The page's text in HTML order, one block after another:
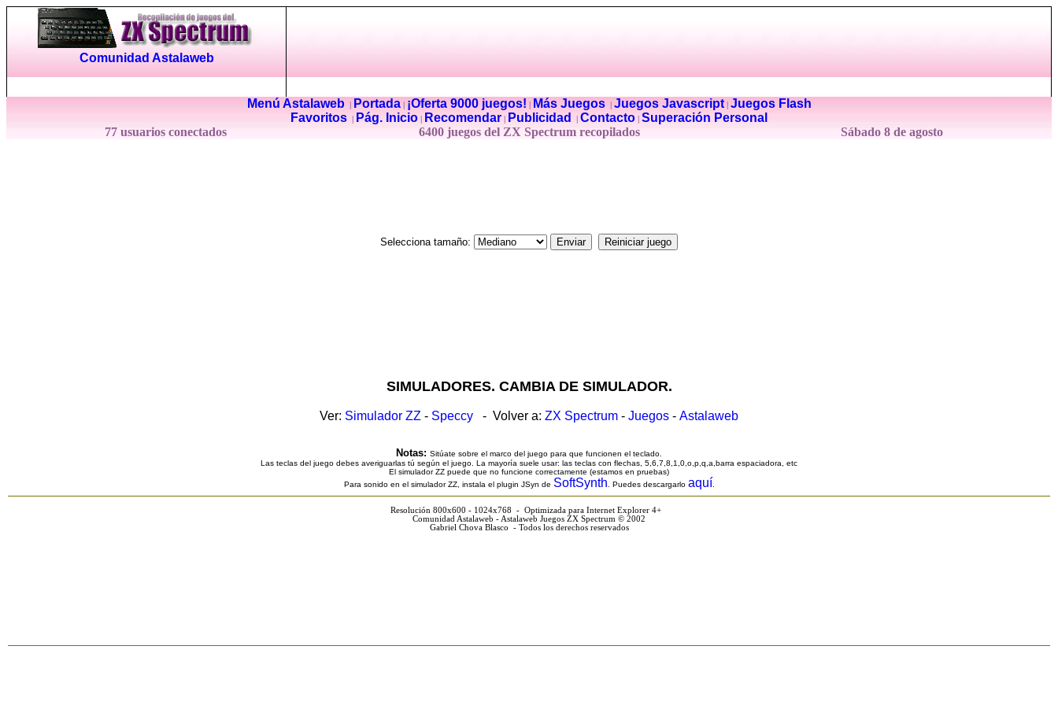
Comunidad Astalaweb
Menú Astalaweb| Portada| ¡Oferta 9000 juegos! Más Juegos| Juegos Javascript| Juegos Flash
Favoritos
Pág. Inicio Recomendar Publicidad Contacto Superación Personal
77 usuarios conectados
6400 juegos del ZX Spectrum recopilados Sábado 8 de agosto
Selecciona tamaño:
SIMULADORES. CAMBIA DE SIMULADOR.
Ver: Simulador ZZ - Speccy - Volver a: ZX Spectrum - Juegos - Astalaweb
Notas: Sitúate sobre el marco del juego para que funcionen el teclado.
Las teclas del juego debes averiguarlas tú según el juego. La mayoría suele usar: las teclas con flechas, 5,6,7,8,1,0,o,p,q,a,barra espaciadora, etc
El simulador ZZ puede que no funcione correctamente (estamos en pruebas)
Para sonido en el simulador ZZ, instala el plugin JSyn de SoftSynth . Puedes descargarlo aquí
Resolución 800x600 - 1024x768 - Optimizada para Internet Explorer 4+
Comunidad Astalaweb - Astalaweb Juegos ZX Spectrum © 2002
Gabriel Chova Blasco - Todos los derechos reservados